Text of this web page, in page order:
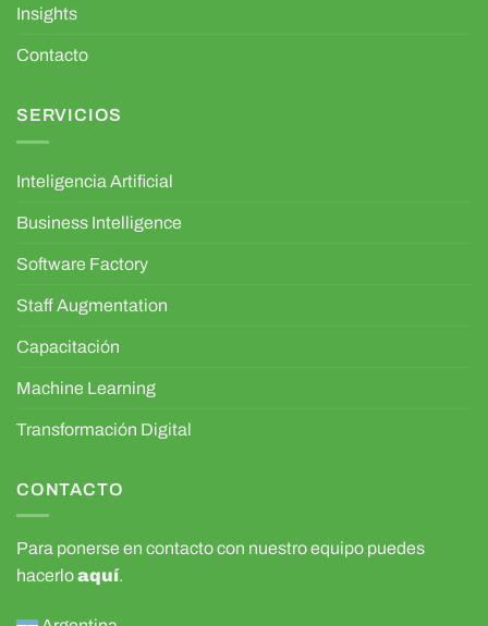
Insights
Contacto
SERVICIOS
Inteligencia Artificial
Business Intelligence
Software Factory
Staff Augmentation
Capacitación
Machine Learning
Transformación Digital
CONTACTO
Para ponerse en contacto con nuestro equipo puedes
hacerloaquí.